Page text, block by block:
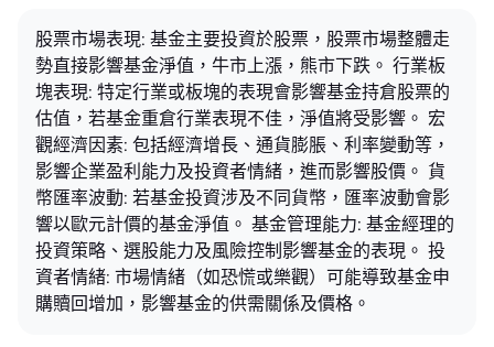
股票市場表現: 基金主要投資於股票，股票市場整體走
勢直接影響基金淨值，牛市上漲，熊市下跌。 行業板
塊表現: 特定行業或板塊的表現會影響基金持倉股票的
估值，若基金重倉行業表現不佳，淨值將受影響。 宏
觀經濟因素: 包括經濟增長、通貨膨脹、利率變動等，
影響企業盈利能力及投資者情緒，進而影響股價。 貨
幣匯率波動: 若基金投資涉及不同貨幣，匯率波動會影
響以歐元計價的基金淨值。 基金管理能力: 基金經理的
投資策略、選股能力及風險控制影響基金的表現。 投
資者情緒: 市場情緒（如恐慌或樂觀）可能導致基金申
購贖回增加，影響基金的供需關係及價格。